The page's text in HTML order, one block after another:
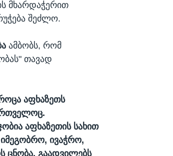
მხარდაჭერით
შეძლო.
ამბობს, რომ
თავად
აფხაზეთს
აფხაზეთის სახით
ივაჭრო,
ცნობა, გაადვილებს